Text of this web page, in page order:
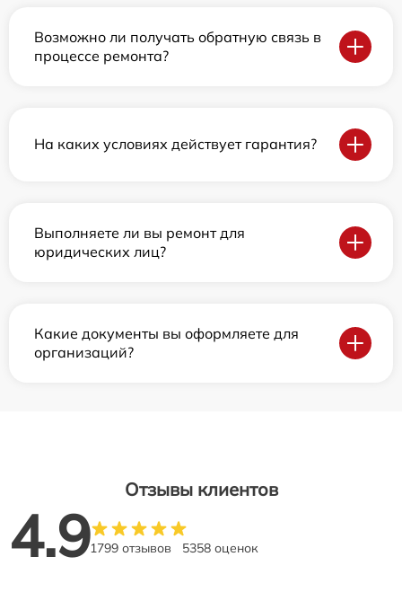
Возможно ли получать обратную связь в
процессе ремонта?
На каких условиях действует гарантия?
Выполняете ли вы ремонт для
юридических лиц?
Какие документы вы оформляете для
организаций?
Отзывы клиентов
4.91799 отзывов 5358 оценок